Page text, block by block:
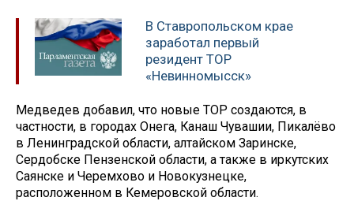
В Ставропольском крае
заработал первый
резидент ТОР
«Невинномысск»
Медведев добавил, что новые ТОР создаются, в
частности, в городах Онега, Канаш Чувашии, Пикалёво
в Ленинградской области, алтайском Заринске,
Сердобске Пензенской области, а также в иркутских
Саянске и Черемхово и Новокузнецке,
расположенном в Кемеровской области.